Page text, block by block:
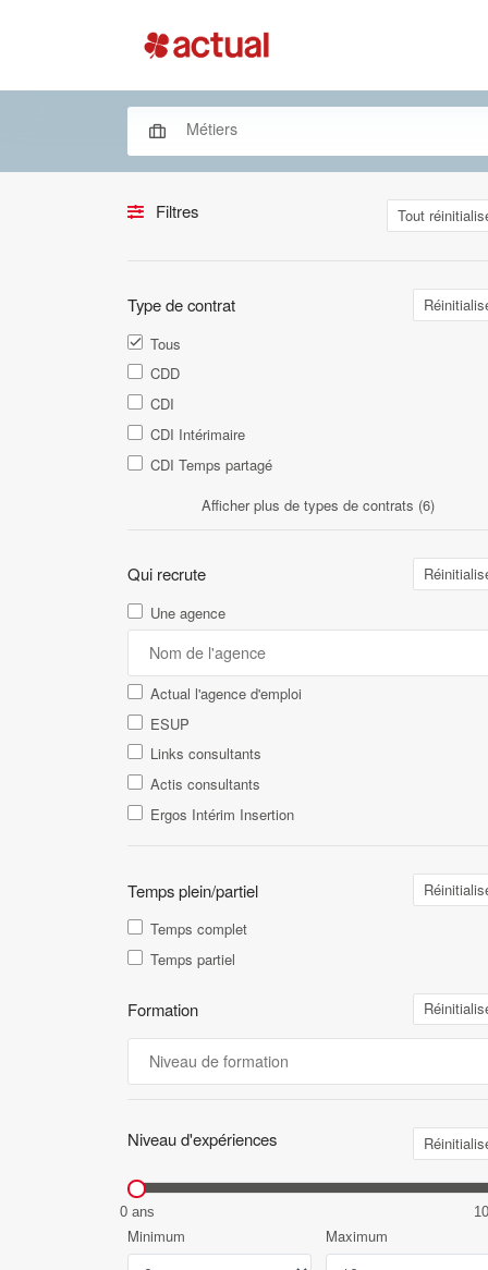
Filtres Tout
Type de contrat
Tous
CDD
CDI
CDI Intérimaire
CDI Temps partagé
Afficher plus de types de contrats (6)
Qui recrute
Une agence
Actual l'agence d'emploi
ESUP
Links consultants
Actis consultants
Ergos Intérim Insertion
Temps plein/partiel
Temps complet
Temps partiel
Formation
Niveau d'expériences
0 ans
Minimum Maximum